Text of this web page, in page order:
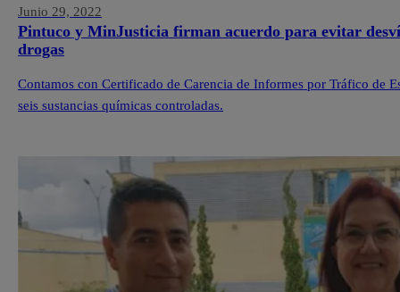
Junio 29, 2022
Pintuco y MinJusticia firman acuerdo para evitar
drogas
Contamos con Certificado de Carencia de Informes por Tráfico de
seis sustancias químicas controladas.